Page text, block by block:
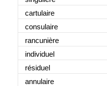
cartulaire
consulaire
rancunière
individuel
résiduel
annulaire